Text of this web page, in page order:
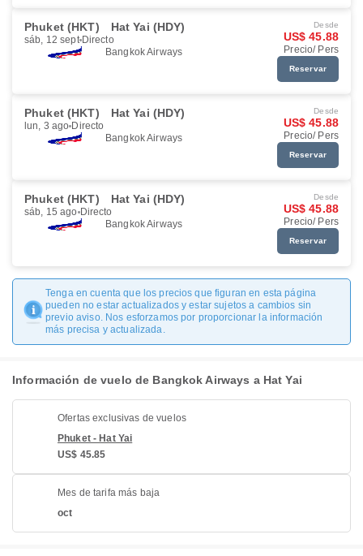
Phuket (HKT) Hat Yai (HDY)
sáb, 12 sept Directo
Bangkok Airways
Desde
US$ 45.88
Precio/ Pers
Reservar
Phuket (HKT) Hat Yai (HDY)
lun, 3 ago Directo
Bangkok Airways
Desde
US$ 45.88
Precio/ Pers
Reservar
Phuket (HKT) Hat Yai (HDY)
sáb, 15 ago Directo
Bangkok Airways
Desde
US$ 45.88
Precio/ Pers
Reservar
Tenga en cuenta que los precios que figuran en esta página
pueden no estar actualizados y estar sujetos a cambios sin
previo aviso. Nos esforzamos por proporcionar la información
más precisa y actualizada.
Información de vuelo de Bangkok Airways a Hat Yai
Ofertas exclusivas de vuelos
Phuket - Hat Yai
US$ 45.85
Mes de tarifa más baja
oct